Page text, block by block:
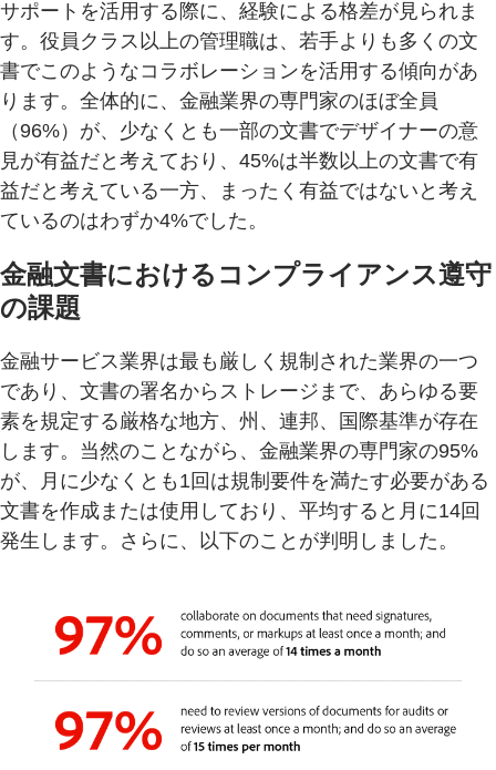
サポートを活用する際に、経験による格差が見られま
す。役員クラス以上の管理職は、若手よりも多くの文
書でこのようなコラボレーションを活用する傾向があ
ります。全体的に、金融業界の専門家のほぼ全員
（96%）が、少なくとも一部の文書でデザイナーの意
見が有益だと考えており、45%は半数以上の文書で有
益だと考えている一方、まったく有益ではないと考え
ているのはわずか4%でした。
金融文書におけるコンプライアンス遵守
の課題
金融サービス業界は最も厳しく規制された業界の一つ
であり、文書の署名からストレージまで、あらゆる要
素を規定する厳格な地方、州、連邦、国際基準が存在
します。当然のことながら、金融業界の専門家の95%
が、月に少なくとも1回は規制要件を満たす必要がある
文書を作成または使用しており、平均すると月に14回
発生します。さらに、以下のことが判明しました。